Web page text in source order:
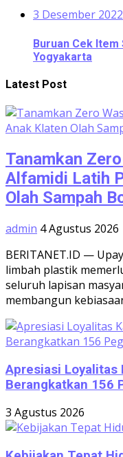
3 Desember 2022
Buruan Cek
Yogyakarta
Latest Post
Tanamkan
Alfamidi Latih
Olah Sampah
admin 4 Agustus 2026
BERITANET.ID —
limbah plastik
seluruh lapisan
membangun
Apresiasi Loyalitas
Berangkatkan 156
3 Agustus 2026